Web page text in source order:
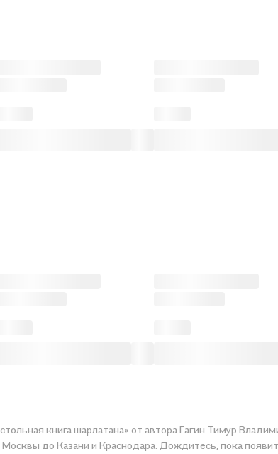
книга шарлатана» от автора Гагин Тимур
до Казани и Краснодара. Дождитесь, пока